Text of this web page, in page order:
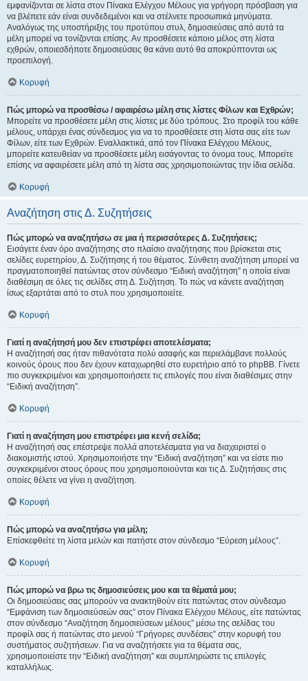
εμφανίζονται σε λίστα στον Πίνακα Ελέγχου Μέλους για γρήγορη πρόσβαση για
να βλέπετε εάν είναι συνδεδεμένοι και να στέλνετε προσωπικά μηνύματα.
Αναλόγως της υποστήριξης του προτύπου στυλ, δημοσιεύσεις από αυτά τα
μέλη μπορεί να τονίζονται επίσης. Αν προσθέσετε κάποιο μέλος στη λίστα
εχθρών, οποιεσδήποτε δημοσιεύσεις θα κάνει αυτό θα αποκρύπτονται ως
προεπιλογή.
Κορυφή
Πώς μπορώ να προσθέσω / αφαιρέσω μέλη στις λίστες Φίλων και Εχθρών;
Μπορείτε να προσθέσετε μέλη στις λίστες με δύο τρόπους. Στο προφίλ του κάθε
μέλους, υπάρχει ένας σύνδεσμος για να το προσθέσετε στη λίστα σας είτε των
Φίλων, είτε των Εχθρών. Εναλλακτικά, από τον Πίνακα Ελέγχου Μέλους,
μπορείτε κατευθείαν να προσθέσετε μέλη εισάγοντας το όνομα τους. Μπορείτε
επίσης να αφαιρέσετε μέλη από τη λίστα σας χρησιμοποιώντας την ίδια σελίδα.
Κορυφή
Αναζήτηση στις Δ. Συζητήσεις
Πώς μπορώ να αναζητήσω σε μια ή περισσότερες Δ. Συζητήσεις;
Εισάγετε έναν όρο αναζήτησης στο πλαίσιο αναζήτησης που βρίσκεται στις
σελίδες ευρετηρίου, Δ. Συζήτησης ή του θέματος. Σύνθετη αναζήτηση μπορεί να
πραγματοποιηθεί πατώντας στον σύνδεσμο “Ειδική αναζήτηση” η οποία είναι
διαθέσιμη σε όλες τις σελίδες στη Δ. Συζήτηση. Το πώς να κάνετε αναζήτηση
ίσως εξαρτάται από το στυλ που χρησιμοποιείτε.
Κορυφή
Γιατί η αναζήτησή μου δεν επιστρέφει αποτελέσματα;
Η αναζήτησή σας ήταν πιθανότατα πολύ ασαφής και περιελάμβανε πολλούς
κοινούς όρους που δεν έχουν καταχωρηθεί στο ευρετήριο από το phpBB. Γίνετε
πιο συγκεκριμένοι και χρησιμοποιήσετε τις επιλογές που είναι διαθέσιμες στην
“Ειδική αναζήτηση”.
Κορυφή
Γιατί η αναζήτηση μου επιστρέφει μια κενή σελίδα;
Η αναζήτησή σας επέστρεψε πολλά αποτελέσματα για να διαχειριστεί ο
διακομιστής ιστού. Χρησιμοποιήστε την “Ειδική αναζήτηση” και να είστε πιο
συγκεκριμένοι στους όρους που χρησιμοποιούνται και τις Δ. Συζητήσεις στις
οποίες θέλετε να γίνει η αναζήτηση.
Κορυφή
Πώς μπορώ να αναζητήσω για μέλη;
Επίσκεφθείτε τη λίστα μελών και πατήστε στον σύνδεσμο “Εύρεση μέλους”.
Κορυφή
Πώς μπορώ να βρω τις δημοσιεύσεις μου και τα θέματά μου;
Οι δημοσιεύσεις σας μπορούν να ανακτηθούν είτε πατώντας στον σύνδεσμο
“Εμφάνιση των δημοσιεύσεών σας” στον Πίνακα Ελέγχου Μέλους, είτε πατώντας
στον σύνδεσμο “Αναζήτηση δημοσιεύσεων μέλους” μέσω της σελίδας του
προφίλ σας ή πατώντας στο μενού “Γρήγορες συνδέσεις” στην κορυφή του
συστήματος συζητήσεων. Για να αναζητήσετε για τα θέματα σας,
χρησιμοποιείστε την “Ειδική αναζήτηση” και συμπληρώστε τις επιλογές
καταλλήλως.